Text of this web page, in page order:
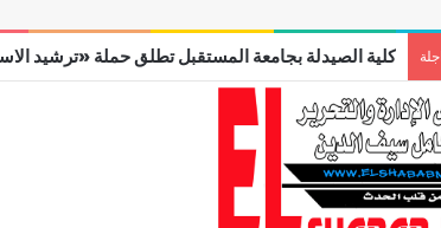
كلية الصيدلة بجامعة المستقبل تطلق حملة «ترشيد